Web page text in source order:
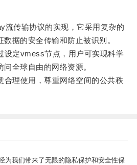
传输协议的实现，它采用复杂的
据的安全传输和防止被识别。
定vmess节点，用户可实现科学
问全球自由的网络资源。
理使用，尊重网络空间的公共秩
为我们带来了无限的隐私保护和安全性保